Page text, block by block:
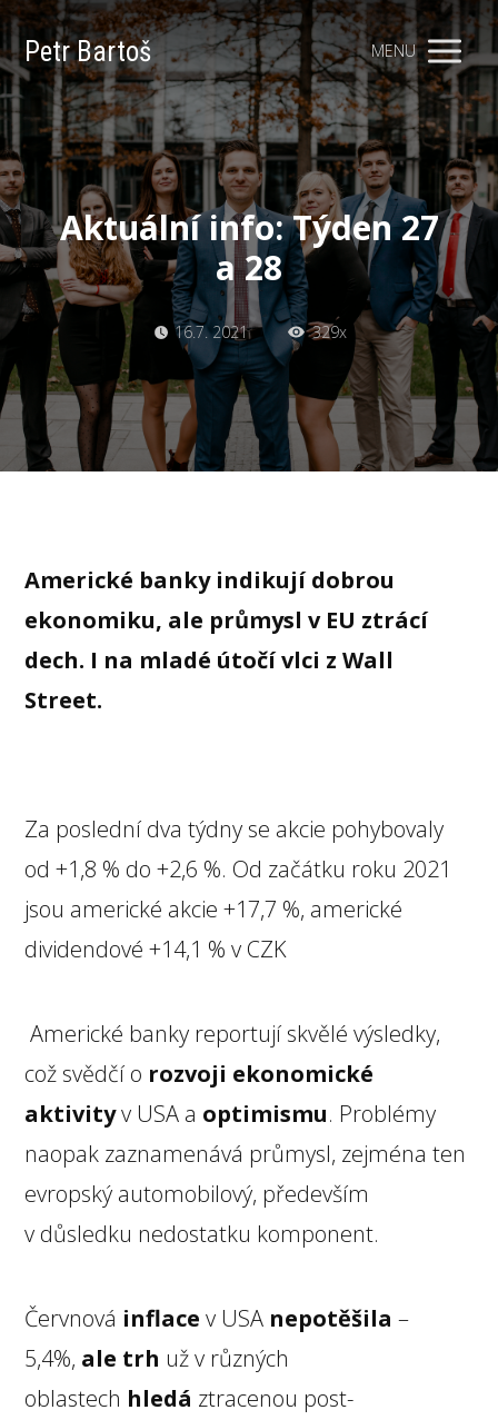
Petr Bartoš MENU
Aktuální info: Týden 27
a 28
16.7. 2021 329x
Americké banky indikují dobrou
ekonomiku, ale průmysl v EU ztrácí
dech. I na mladé útočí vlci z Wall
Street.
Za poslední dva týdny se akcie pohybovaly
od +1,8 % do +2,6 %. Od začátku roku 2021
jsou americké akcie +17,7 %, americké
dividendové +14,1 % v CZK
Americké banky reportují skvělé výsledky,
což svědčí o rozvoji ekonomické
aktivityv USA a optimismu. Problémy
naopak zaznamenává průmysl, zejména ten
evropský automobilový, především
v důsledku nedostatku komponent.
Červnová inflace v USA nepotěšila –
5,4%, ale trh už v různých
oblastech hledá ztracenou post-